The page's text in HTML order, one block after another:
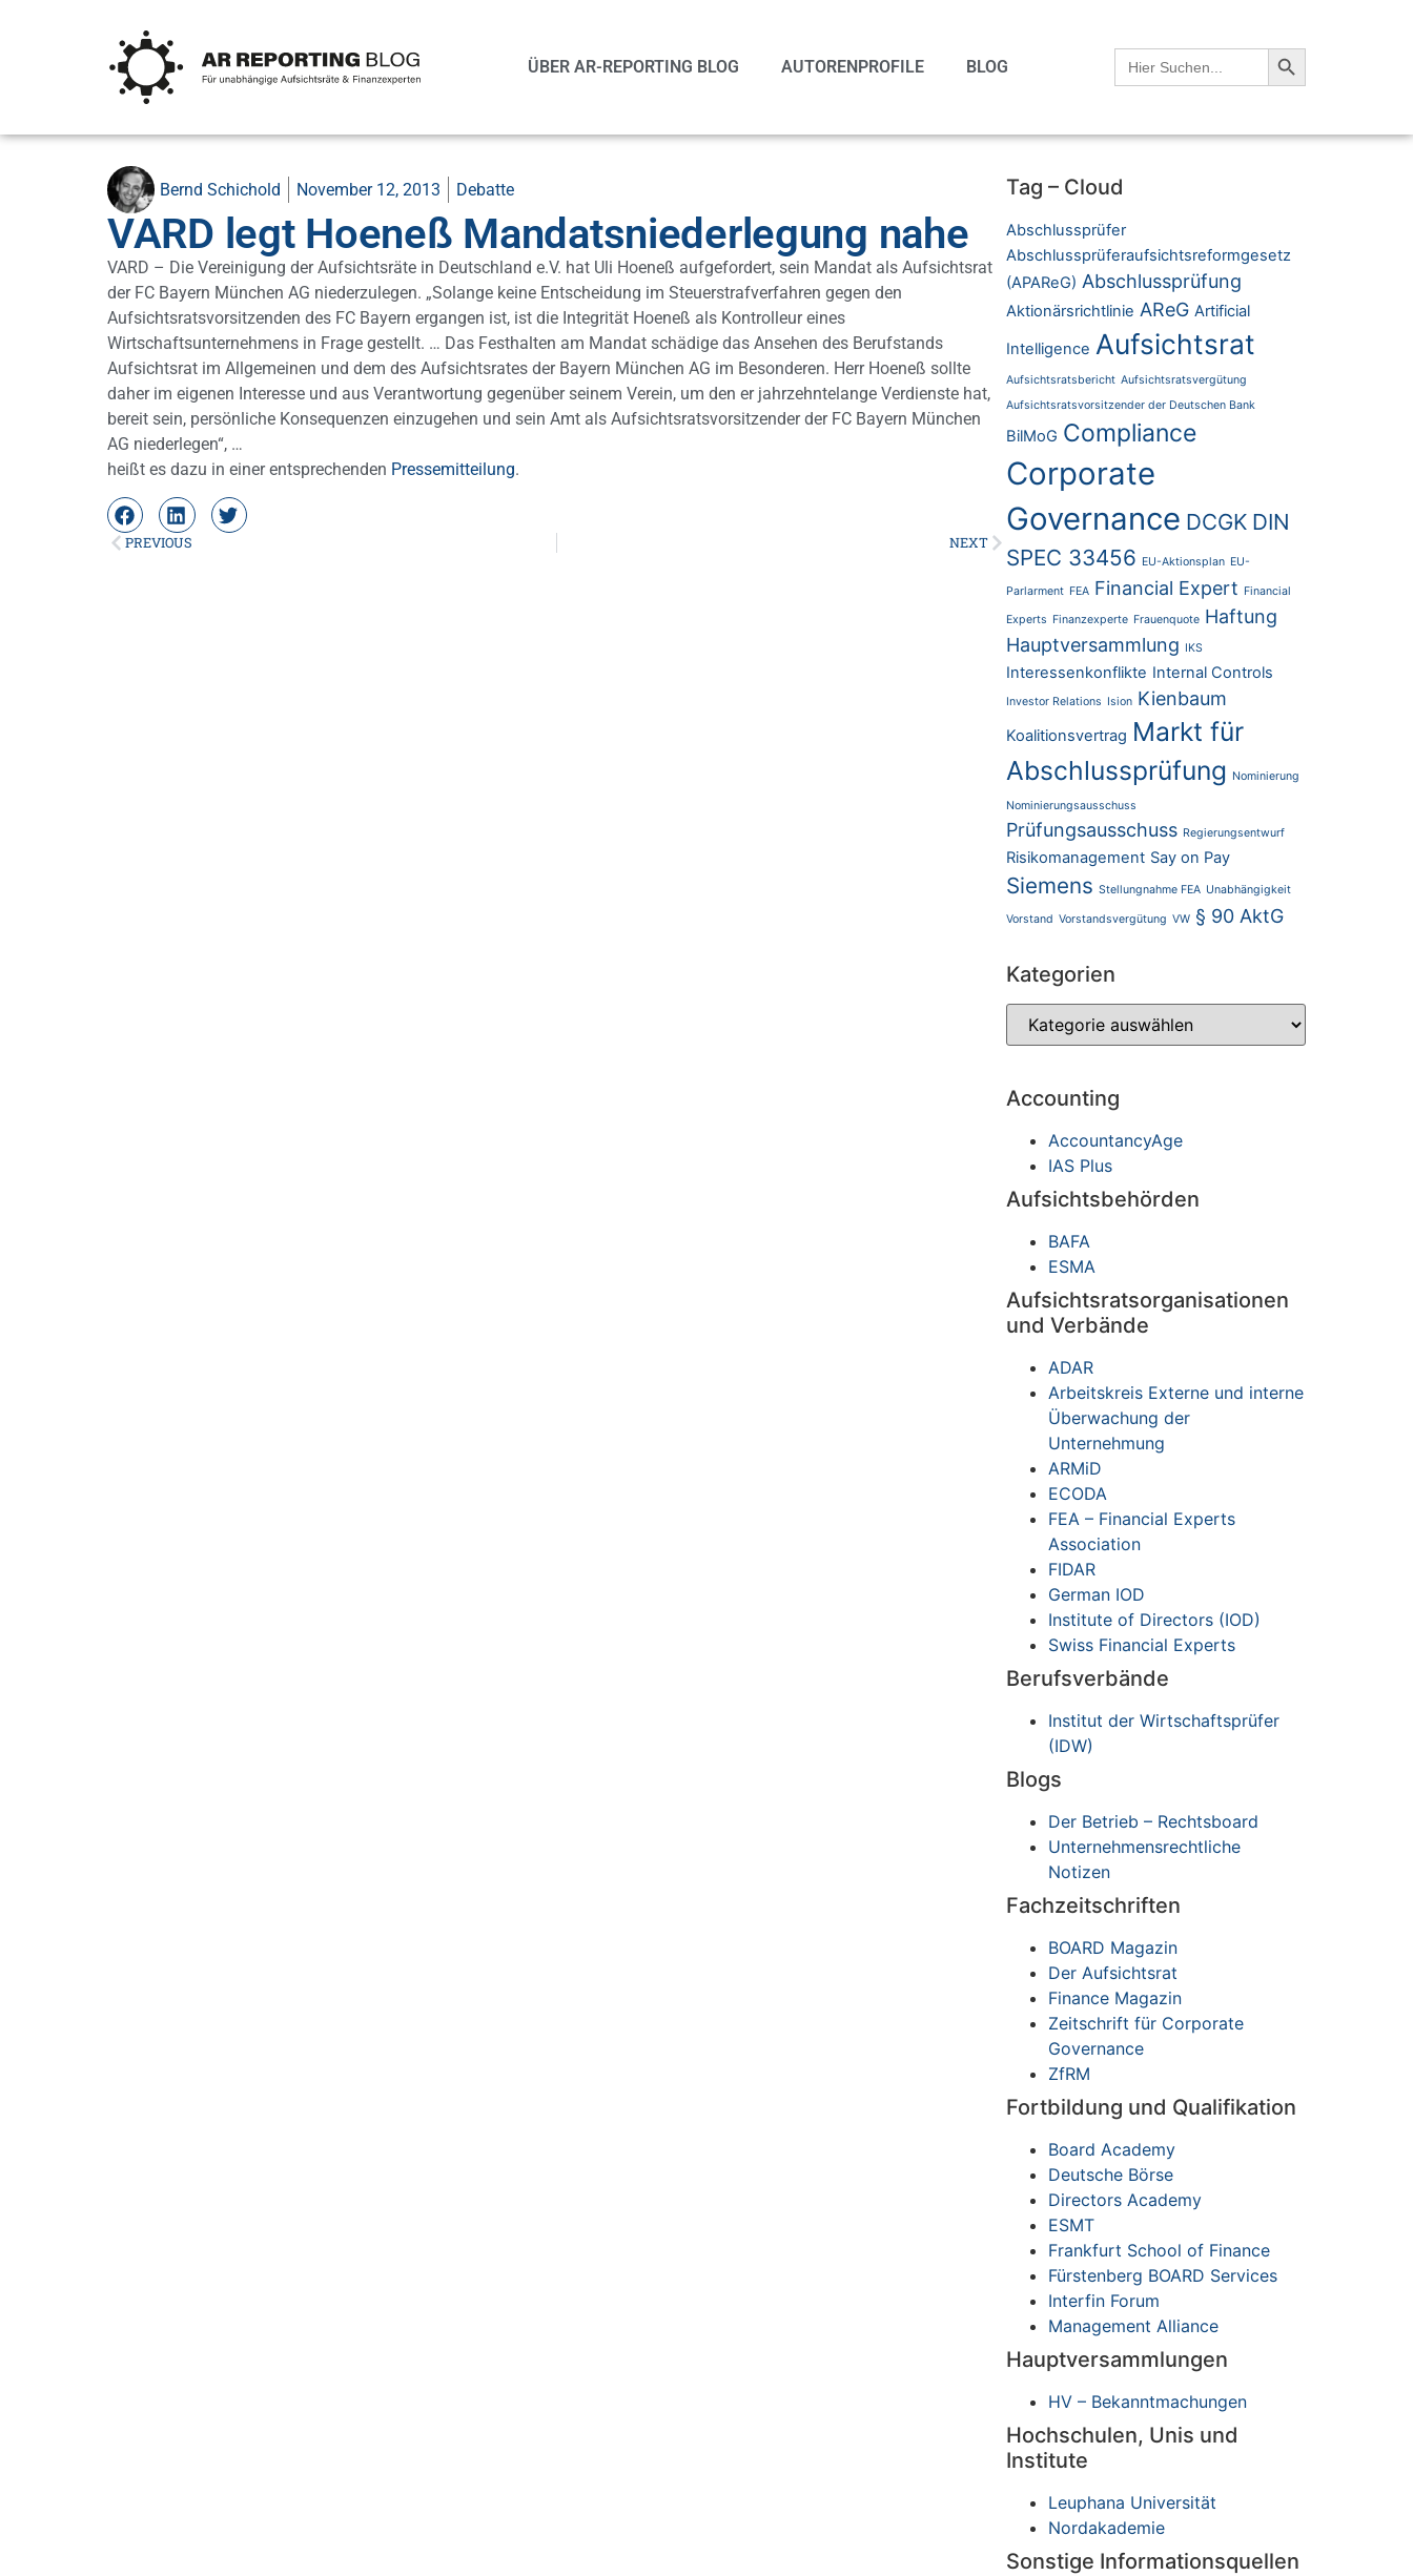
ÜBER AR-REPORTING BLOG AUTORENPROFILE BLOG
Search
for:
Search Button
Bernd Schichold November 12, 2013 Debatte
VARD legt Hoeneß Mandatsniederlegung nahe
VARD – Die Vereinigung der Aufsichtsräte in Deutschland e.V. hat Uli Hoeneß aufgefordert, sein Mandat als Aufsichtsrat
der FC Bayern München AG niederzulegen. „Solange keine Entscheidung im Steuerstrafverfahren gegen den
Aufsichtsratsvorsitzenden des FC Bayern ergangen ist, ist die Integrität Hoeneß als Kontrolleur eines
Wirtschaftsunternehmens in Frage gestellt. … Das Festhalten am Mandat schädige das Ansehen des Berufstands
Aufsichtsrat im Allgemeinen und dem des Aufsichtsrates der Bayern München AG im Besonderen. Herr Hoeneß sollte
daher im eigenen Interesse und aus Verantwortung gegenüber seinem Verein, um den er jahrzehntelange Verdienste hat,
bereit sein, persönliche Konsequenzen einzugehen und sein Amt als Aufsichtsratsvorsitzender der FC Bayern München
AG niederlegen“, …
heißt es dazu in einer entsprechenden Pressemitteilung.
PREVIOUS NEXT
Tag – Cloud
Abschlussprüfer
Abschlussprüferaufsichtsreformgesetz
(APAReG) Abschlussprüfung
Aktionärsrichtlinie AReG Artificial
Intelligence Aufsichtsrat
Aufsichtsratsbericht Aufsichtsratsvergütung
Aufsichtsratsvorsitzender der Deutschen Bank
BilMoG Compliance
Corporate
Governance DCGK DIN
SPEC 33456 EU-Aktionsplan EU-
Parlarment FEA Financial Expert Financial
Experts Finanzexperte Frauenquote Haftung
Hauptversammlung IKS
Interessenkonflikte Internal Controls
Investor Relations Ision Kienbaum
Koalitionsvertrag Markt für
Abschlussprüfung Nominierung
Nominierungsausschuss
Prüfungsausschuss Regierungsentwurf
Risikomanagement Say on Pay
Siemens Stellungnahme FEA Unabhängigkeit
Vorstand Vorstandsvergütung VW § 90 AktG
Kategorien
Accounting
AccountancyAge
IAS Plus
Aufsichtsbehörden
BAFA
ESMA
Aufsichtsratsorganisationen
und Verbände
ADAR
Arbeitskreis Externe und interne
Überwachung der
Unternehmung
ARMiD
ECODA
FEA – Financial Experts
Association
FIDAR
German IOD
Institute of Directors (IOD)
Swiss Financial Experts
Berufsverbände
Institut der Wirtschaftsprüfer
(IDW)
Blogs
Der Betrieb – Rechtsboard
Unternehmensrechtliche
Notizen
Fachzeitschriften
BOARD Magazin
Der Aufsichtsrat
Finance Magazin
Zeitschrift für Corporate
Governance
ZfRM
Fortbildung und Qualifikation
Board Academy
Deutsche Börse
Directors Academy
ESMT
Frankfurt School of Finance
Fürstenberg BOARD Services
Interfin Forum
Management Alliance
Hauptversammlungen
HV – Bekanntmachungen
Hochschulen, Unis und
Institute
Leuphana Universität
Nordakademie
Sonstige Informationsquellen